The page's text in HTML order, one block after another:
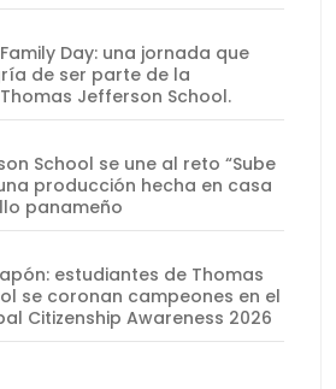
Day: una jornada que
de ser parte de la
Jefferson School.
School se une al reto “Sube
producción hecha en casa
panameño
estudiantes de Thomas
se coronan campeones en el
Citizenship Awareness 2026